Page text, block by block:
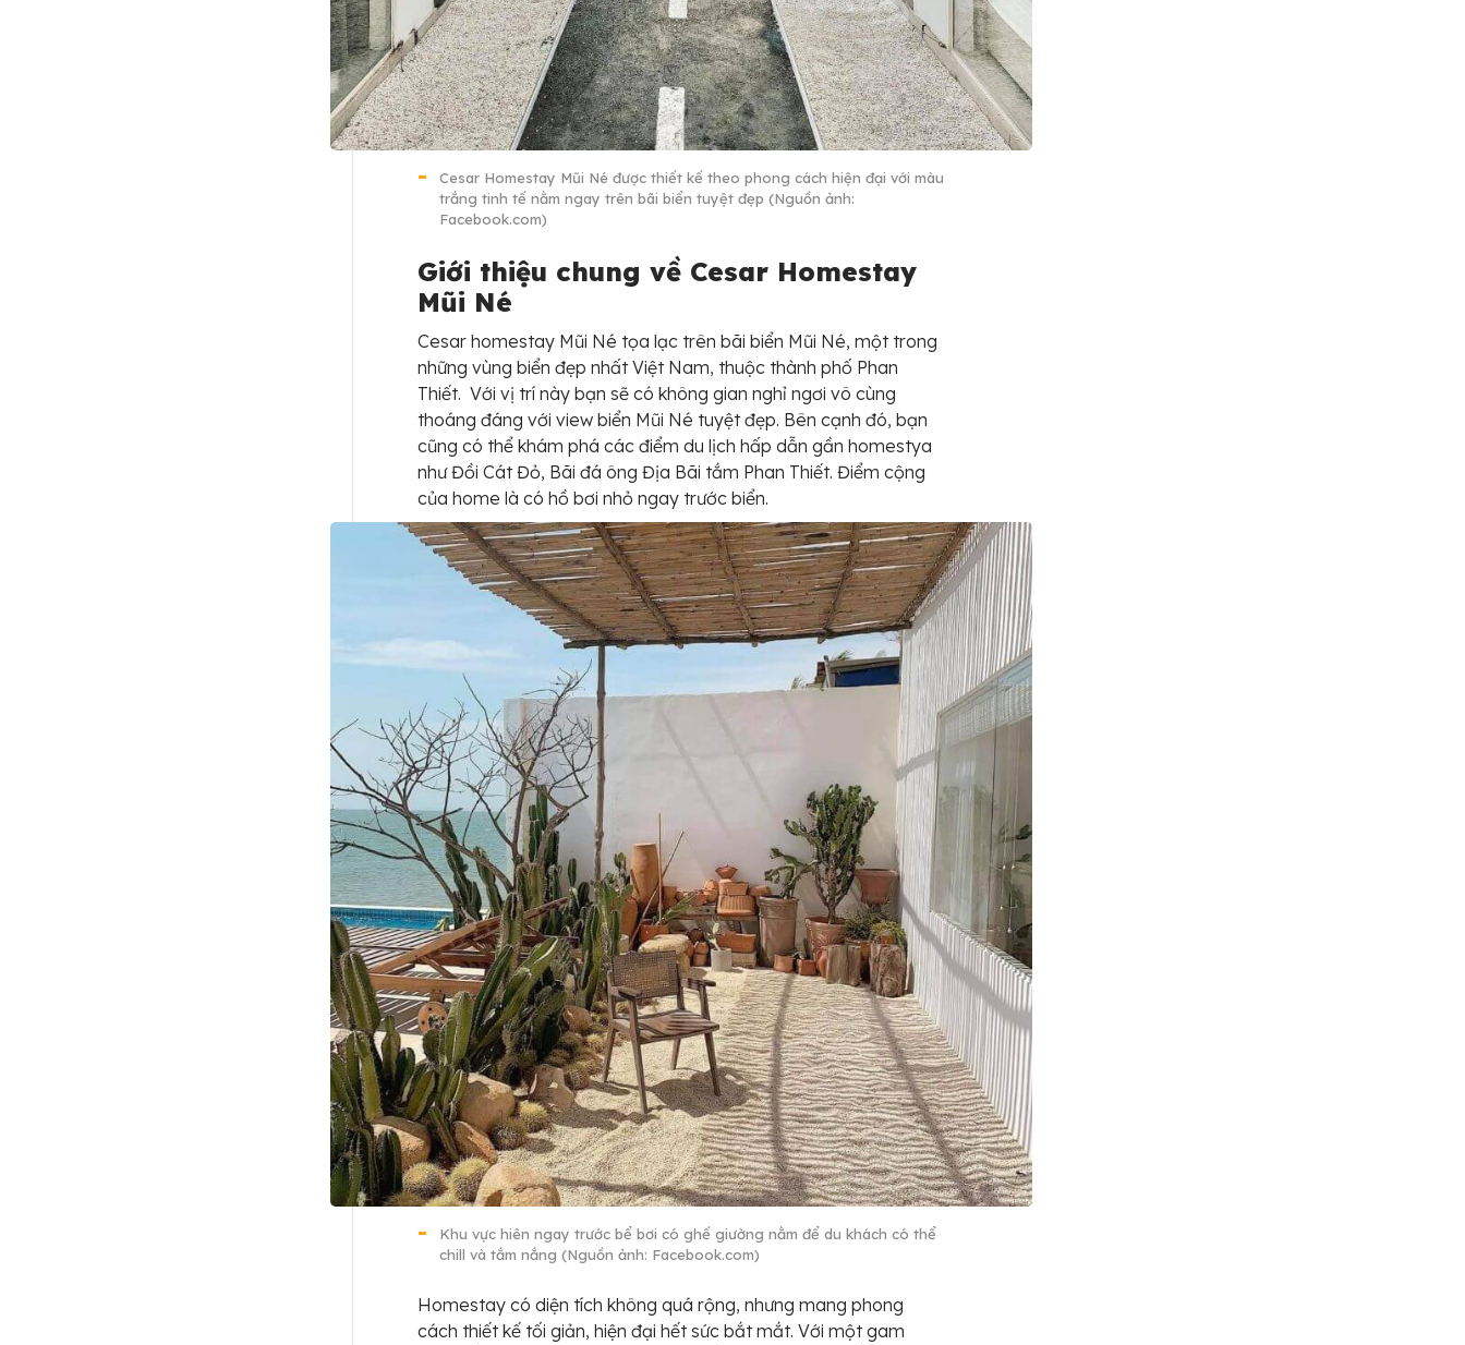
Cesar Homestay Mũi Né được thiết kế theo phong cách hiện đại với màu
trắng tinh tế nằm ngay trên bãi biển tuyệt đẹp (Nguồn ảnh:
Facebook.com)
Giới thiệu chung về Cesar Homestay
Mũi Né
Cesar homestay Mũi Né tọa lạc trên bãi biển Mũi Né, một trong
những vùng biển đẹp nhất Việt Nam, thuộc thành phố Phan
Thiết. Với vị trí này bạn sẽ có không gian nghỉ ngơi vô cùng
thoáng đáng với view biển Mũi Né tuyệt đẹp. Bên cạnh đó, bạn
cũng có thể khám phá các điểm du lịch hấp dẫn gần homestya
như Đồi Cát Đỏ, Bãi đá ông Địa Bãi tắm Phan Thiết. Điểm cộng
của home là có hồ bơi nhỏ ngay trước biển.
Khu vực hiên ngay trước bể bơi có ghế giường nằm để du khách có thể
chill và tắm nắng (Nguồn ảnh: Facebook.com)
Homestay có diện tích không quá rộng, nhưng mang phong
cách thiết kế tối giản, hiện đại hết sức bắt mắt. Với một gam